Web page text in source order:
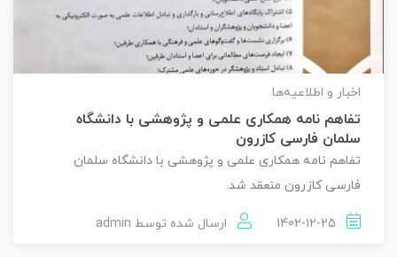
اخبار و اطلاعیه‌ها
تفاهم نامه همکاری علمی و پژوهشی با دانشگاه
سلمان فارسی کازرون
تفاهم نامه همکاری علمی و پژوهشی با دانشگاه سلمان
فارسی کازرون منعقد شد.
ارسال شده توسط admin